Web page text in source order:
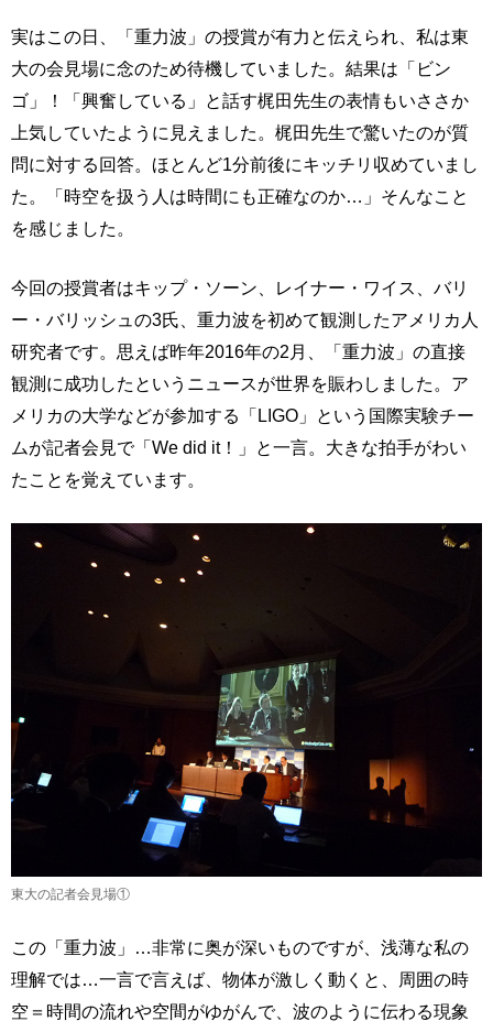
実はこの日、「重力波」の授賞が有力と伝えられ、私は東
大の会見場に念のため待機していました。結果は「ビン
ゴ」！「興奮している」と話す梶田先生の表情もいささか
上気していたように見えました。梶田先生で驚いたのが質
問に対する回答。ほとんど1分前後にキッチリ収めていまし
た。「時空を扱う人は時間にも正確なのか…」そんなこと
を感じました。
今回の授賞者はキップ・ソーン、レイナー・ワイス、バリ
ー・バリッシュの3氏、重力波を初めて観測したアメリカ人
研究者です。思えば昨年2016年の2月、「重力波」の直接
観測に成功したというニュースが世界を賑わしました。ア
メリカの大学などが参加する「LIGO」という国際実験チー
ムが記者会見で「We did it！」と一言。大きな拍手がわい
たことを覚えています。
東大の記者会見場①
この「重力波」…非常に奥が深いものですが、浅薄な私の
理解では…一言で言えば、物体が激しく動くと、周囲の時
空＝時間の流れや空間がゆがんで、波のように伝わる現象